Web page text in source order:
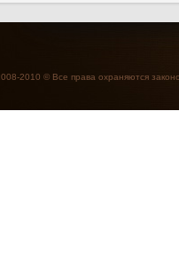
2010 © Все права охраняются